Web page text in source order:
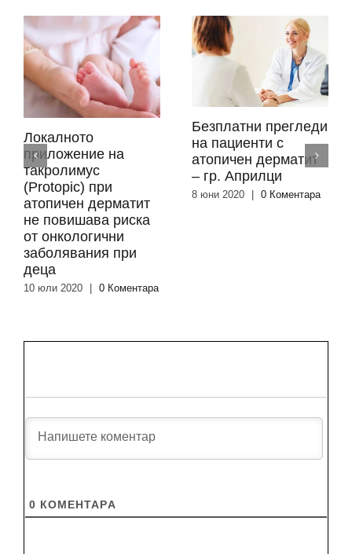
Локалното
приложение на
такролимус
(Protopic) при
атопичен дерматит
не повишава риска
от онкологични
заболявания при
деца
10 юли 2020 0 Коментара
Безплатни прегледи
на пациенти с
атопичен дерматит
– гр. Априлци
8 юни 2020 | 0 Коментара
0 КОМЕНТАРA